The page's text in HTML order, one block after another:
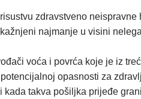
zdravstveno neispravne
najmanje u visini
voća i povrća koje je iz
opasnosti za
takva pošiljka prijeđe